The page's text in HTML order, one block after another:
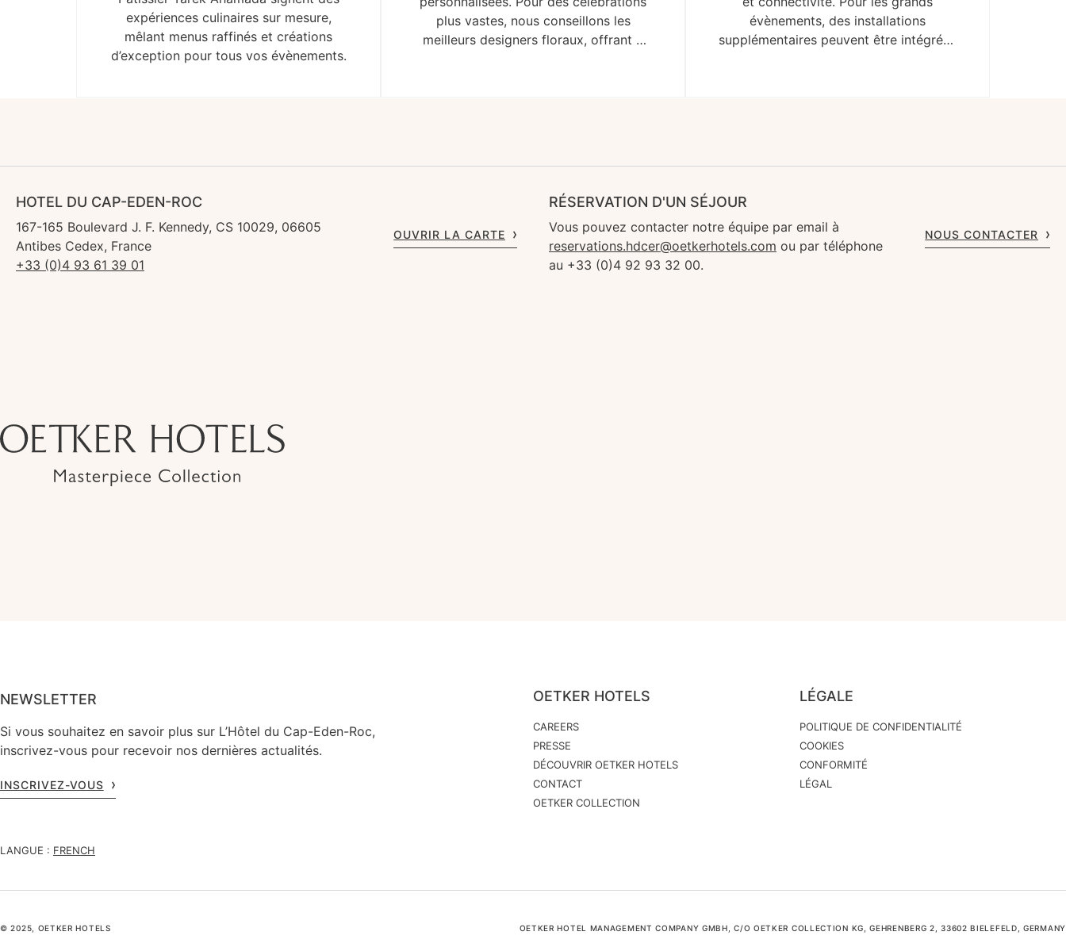
expériences culinaires sur mesure,
mêlant menus raffinés et créations
d’exception pour tous vos évènements.
plus vastes, nous conseillons les
meilleurs designers floraux, offrant à
évènements, des installations
supplémentaires peuvent être intégrées
HOTEL DU CAP-EDEN-ROC
167-165 Boulevard J. F. Kennedy, CS 10029, 06605
Antibes Cedex, France
+33 (0)4 93 61 39 01
OUVRIR LA CARTE
RÉSERVATION D'UN SÉJOUR
Vous pouvez contacter notre équipe par email à
reservations.hdcer@oetkerhotels.com ou par téléphone
au +33 (0)4 92 93 32 00.
NOUS CONTACTER
NEWSLETTER
Si vous souhaitez en savoir plus sur L’Hôtel du Cap-Eden-Roc,
inscrivez-vous pour recevoir nos dernières actualités.
INSCRIVEZ-VOUS
OETKER HOTELS
CAREERS
PRESSE
DÉCOUVRIR OETKER HOTELS
CONTACT
OETKER COLLECTION
LÉGALE
POLITIQUE DE CONFIDENTIALITÉ
COOKIES
CONFORMITÉ
LÉGAL
LANGUE : FRENCH
© 2025, OETKER HOTELS OETKER HOTEL MANAGEMENT COMPANY GMBH, C/O OETKER COLLECTION KG, GEHRENBERG 2, 33602 BIELEFELD, GERMANY